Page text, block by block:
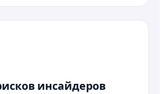
инсайдеров